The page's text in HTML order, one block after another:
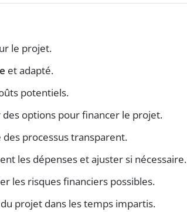
le projet.
et adapté.
potentiels.
options pour financer le projet.
processus transparent.
les dépenses et ajuster si nécessaire.
les risques financiers possibles.
projet dans les temps impartis.